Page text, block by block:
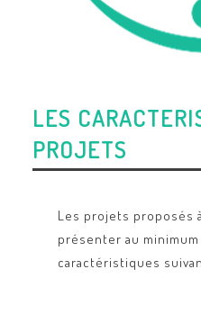
LES
PROJETS
Les projets proposés
présenter au
caractéristiques